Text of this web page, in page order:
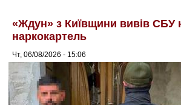
«Ждун» з Київщини вивів СБУ
наркокартель
Чт, 06/08/2026 - 15:06